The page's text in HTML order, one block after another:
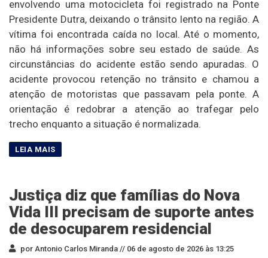
envolvendo uma motocicleta foi registrado na Ponte
Presidente Dutra, deixando o trânsito lento na região. A
vítima foi encontrada caída no local. Até o momento,
não há informações sobre seu estado de saúde. As
circunstâncias do acidente estão sendo apuradas. O
acidente provocou retenção no trânsito e chamou a
atenção de motoristas que passavam pela ponte. A
orientação é redobrar a atenção ao trafegar pelo
trecho enquanto a situação é normalizada.
Justiça diz que famílias do Nova
Vida III precisam de suporte antes
de desocuparem residencial
por Antonio Carlos Miranda // 06 de agosto de 2026 às 13:25